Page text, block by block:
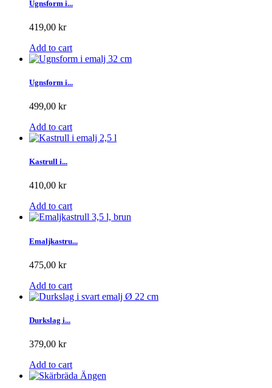
Ugnsform i...
419,00 kr
Add to cart
Ugnsform i...
499,00 kr
Add to cart
Kastrull i...
410,00 kr
Add to cart
Emaljkastru...
475,00 kr
Add to cart
Durkslag i...
379,00 kr
Add to cart